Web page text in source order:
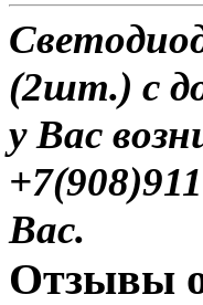
(2шт.) с
у Вас
Вас.
Отзывы